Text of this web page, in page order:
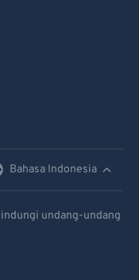
Bahasa Indonesia
undang-undang